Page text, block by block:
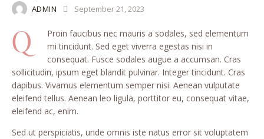
ADMIN September 21, 2023
Q
Proin faucibus nec mauris a sodales, sed elementum
mi tincidunt. Sed eget viverra egestas nisi in
consequat. Fusce sodales augue a accumsan. Cras
sollicitudin, ipsum eget blandit pulvinar. Integer tincidunt. Cras
dapibus. Vivamus elementum semper nisi. Aenean vulputate
eleifend tellus. Aenean leo ligula, porttitor eu, consequat vitae,
eleifend ac, enim.
Sed ut perspiciatis, unde omnis iste natus error sit voluptatem